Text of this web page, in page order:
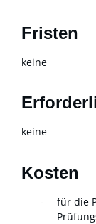
Fristen
keine
keine
Kosten
für die